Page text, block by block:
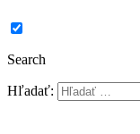
Search
Hľadať: